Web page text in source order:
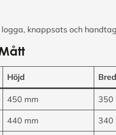
knappsats och
Höjd
450 mm 350
440 mm 340